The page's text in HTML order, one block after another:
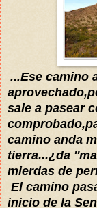
...Ese camino
sale a pasear
camino anda
tierra...¿da ''ma
mierdas de
El camino
inicio de la